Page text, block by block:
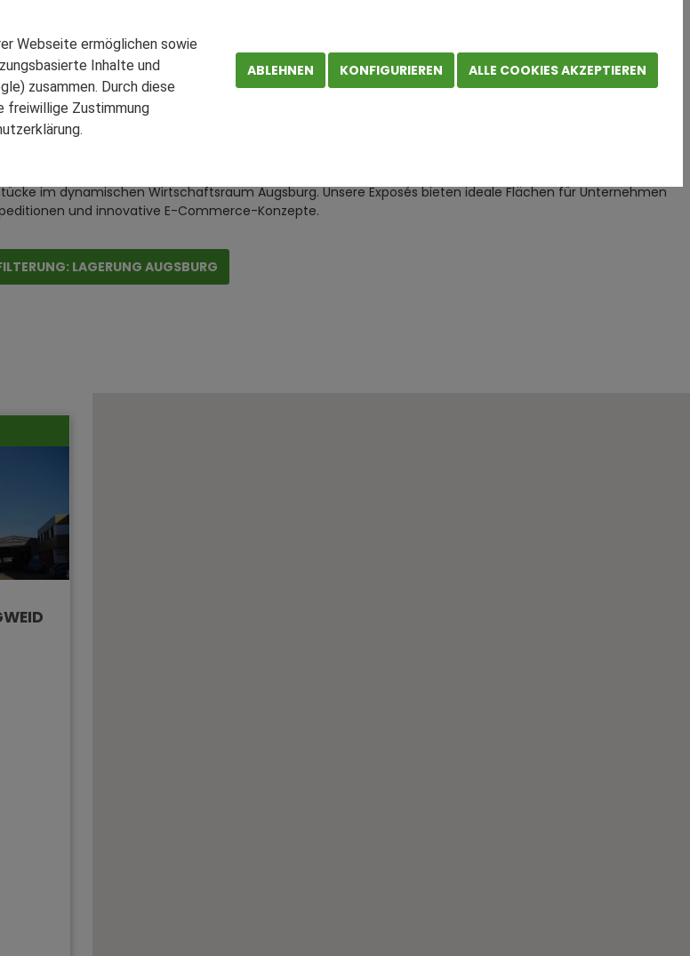
auf LAGERflaeche.de
im dynamischen Wirtschaftsraum Augsburg. Unsere Exposés bieten ideale Flächen für Unternehmen
und innovative E-Commerce-Konzepte.
LAGERUNG AUGSBURG
Webseite ermöglichen sowie
Inhalte und
zusammen. Durch diese
freiwillige Zustimmung
ABLEHNEN KONFIGURIEREN ALLE COOKIES AKZEPTIEREN